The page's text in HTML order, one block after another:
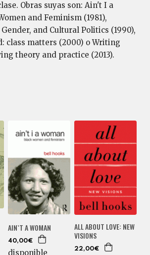
Obras suyas son: Ain't I a
and Feminism (1981),
and Cultural Politics (1990),
class matters (2000) o Writing
theory and practice (2013).
AIN`T A WOMAN
40,00€
disponible
ALL ABOUT LOVE: NEW
VISIONS
22,00€